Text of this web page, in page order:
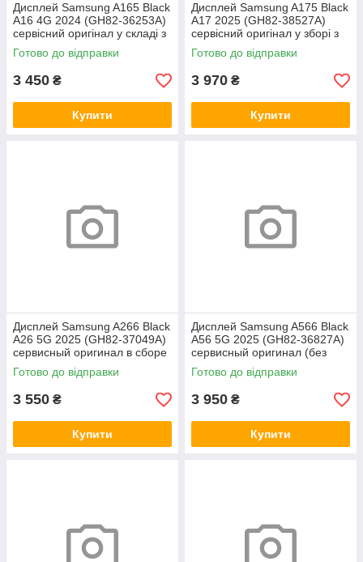
Дисплей Samsung A165 Black
A16 4G 2024 (GH82-36253A)
сервісний оригінал у складі з
рамкою
Готово до відправки
3 450 ₴
Купити
Дисплей Samsung A175 Black
A17 2025 (GH82-38527A)
сервісний оригінал у зборі з
рамкою
Готово до відправки
3 970 ₴
Купити
Дисплей Samsung A266 Black
A26 5G 2025 (GH82-37049A)
сервисный оригинал в сборе
с рамкой
Готово до відправки
3 550 ₴
Купити
Дисплей Samsung A566 Black
A56 5G 2025 (GH82-36827A)
сервисный оригинал (без
рамки)
Готово до відправки
3 950 ₴
Купити